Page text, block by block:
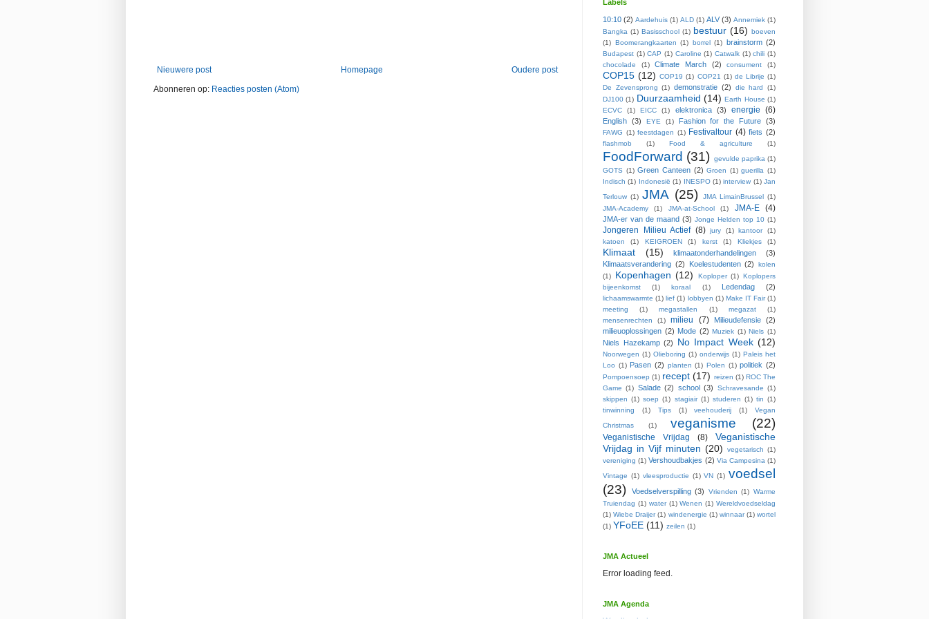
Nieuwere post Oudere post
Homepage
Abonneren op: Reacties posten (Atom)
Labels
10:10 (2) Aardehuis (1) ALD (1) ALV (3) Annemiek (1)
Bangka (1) Basisschool (1) bestuur (16) boeven
(1) Boomerangkaarten (1) borrel (1) brainstorm (2)
Budapest (1) CAP (1) Caroline (1) Catwalk (1) chili (1)
chocolade
(1) Climate March (2) consument (1)
COP15 (12) COP19 (1) COP21 (1) de Librije (1)
De Zevensprong (1) demonstratie (2) die hard
(1)
DJ100 (1) Duurzaamheid (14) Earth House (1)
ECVC
(1) EICC (1) elektronica (3) energie (6)
English (3) EYE (1) Fashion for the Future (3)
FAWG (1) feestdagen (1) Festivaltour (4) fiets (2)
flashmob (1) Food & agriculture (1)
FoodForward (31) gevulde paprika (1)
GOTS (1) Green Canteen (2) Groen (1) guerilla (1)
Indisch (1) Indonesië (1) INESPO (1) interview (1) Jan
Terlouw (1) JMA (25) JMA LimainBrussel (1)
JMA-Academy
(1) JMA-at-School (1) JMA-E (4)
JMA-er van de maand (3) Jonge Helden top 10 (1)
Jongeren Milieu Actief (8) jury (1) kantoor (1)
katoen
(1) KEIGROEN (1) kerst (1) Kliekjes (1)
Klimaat (15) klimaatonderhandelingen
(3)
Klimaatsverandering (2) Koelestudenten (2)
kolen
(1)
Kopenhagen (12) Koploper (1) Koplopers
bijeenkomst
(1) koraal (1) Ledendag (2)
lichaamswarmte (1) lief (1) lobbyen (1) Make IT Fair (1)
meeting
(1) megastallen (1) megazat
(1)
mensenrechten
(1) milieu (7) Milieudefensie
(2)
milieuoplossingen (2) Mode (2) Muziek (1) Niels (1)
Niels Hazekamp (2) No Impact Week (12)
Noorwegen (1) Olieboring (1) onderwijs (1) Paleis het
Loo (1) Pasen (2) planten (1) Polen (1) politiek (2)
Pompoensoep (1) recept (17) reizen (1) ROC The
Game (1) Salade (2) school (3) Schravesande (1)
skippen (1) soep (1) stagiair (1) studeren (1) tin (1)
tinwinning
(1) Tips (1) veehouderij (1)
Vegan
Christmas
(1) veganisme (22)
Veganistische Vrijdag (8)
Veganistische
Vrijdag in Vijf minuten (20) vegetarisch (1)
vereniging (1) Vershoudbakjes (2) Via Campesina (1)
Vintage (1) vleesproductie (1) VN (1) voedsel
(23)
Voedselverspilling (3) Vrienden (1) Warme
Truiendag (1) water (1) Wenen (1) Wereldvoedseldag
(1) Wiebe Draijer (1) windenergie (1) winnaar (1) wortel
(1) YFoEE (11) zeilen (1)
JMA Actueel
Error loading feed.
JMA Agenda